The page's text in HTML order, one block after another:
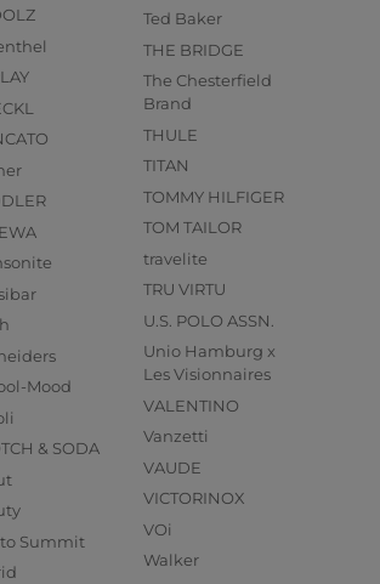
Mood
& SODA
to Summit
Ted Baker
THE BRIDGE
The Chesterfield
Brand
THULE
TITAN
TOMMY HILFIGER
TOM TAILOR
travelite
TRU VIRTU
U.S. POLO ASSN.
Unio Hamburg x
Les Visionnaires
VALENTINO
Vanzetti
VAUDE
VICTORINOX
VOi
Walker